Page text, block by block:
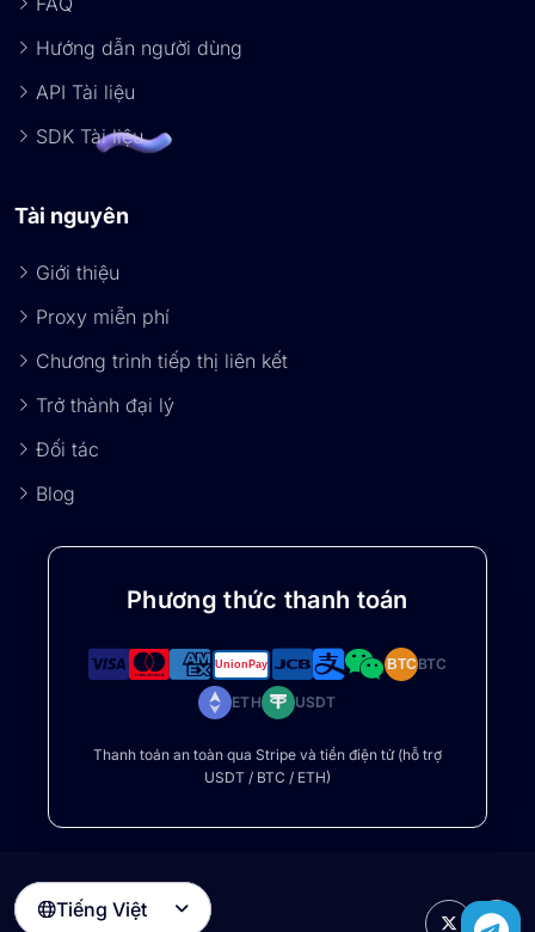
Hướng dẫn người dùng
API Tài liệu
SDK Tài liệu
Tài nguyên
Giới thiệu
Proxy miễn phí
Chương trình tiếp thị liên kết
Trở thành đại lý
Đối tác
Blog
Phương thức thanh toán
BTCBTC
ETH USDT
Thanh toán an toàn qua Stripe và tiền điện tử (hỗ trợ
USDT / BTC / ETH)
Tiếng Việt 